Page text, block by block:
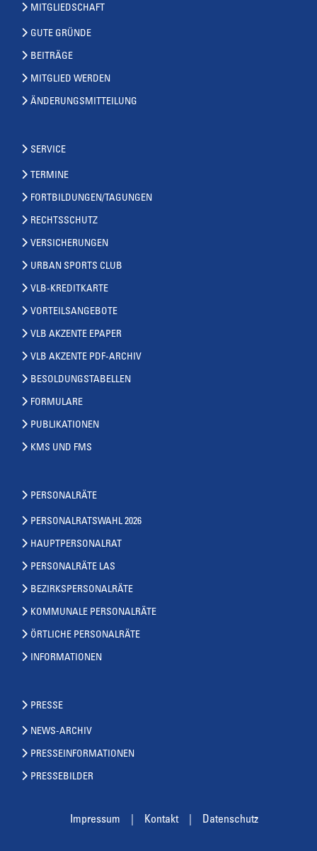
MITGLIEDSCHAFT
GUTE GRÜNDE
BEITRÄGE
MITGLIED WERDEN
ÄNDERUNGSMITTEILUNG
SERVICE
TERMINE
FORTBILDUNGEN/TAGUNGEN
RECHTSSCHUTZ
VERSICHERUNGEN
URBAN SPORTS CLUB
VLB-KREDITKARTE
VORTEILSANGEBOTE
VLB AKZENTE EPAPER
VLB AKZENTE PDF-ARCHIV
BESOLDUNGSTABELLEN
FORMULARE
PUBLIKATIONEN
KMS UND FMS
PERSONALRÄTE
PERSONALRATSWAHL 2026
HAUPTPERSONALRAT
PERSONALRÄTE LAS
BEZIRKSPERSONALRÄTE
KOMMUNALE PERSONALRÄTE
ÖRTLICHE PERSONALRÄTE
INFORMATIONEN
PRESSE
NEWS-ARCHIV
PRESSEINFORMATIONEN
PRESSEBILDER
Impressum Kontakt Datenschutz